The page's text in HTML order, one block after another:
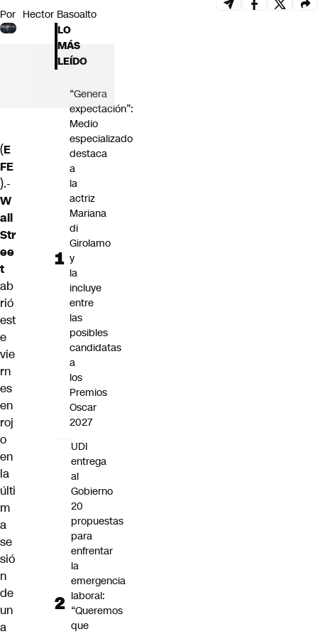
Por Hector Basoalto
(E
FE
).-
W
all
Str
ee
t
ab
rió
est
e
vie
rn
es
en
roj
o
en
la
últi
m
a
se
sió
n
de
un
a
LO
MÁS
LEÍDO
“Genera
expectación”:
Medio
especializado
destaca
a
la
actriz
Mariana
di
Girolamo
y
la
incluye
entre
las
posibles
candidatas
a
los
Premios
Oscar
2027
UDI
entrega
al
Gobierno
20
propuestas
para
enfrentar
la
emergencia
laboral:
“Queremos
que